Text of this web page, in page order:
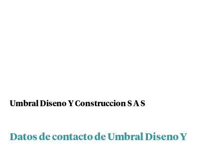
Umbral Diseno Y Construccion S A S
Datos de contacto de Umbral Diseno Y